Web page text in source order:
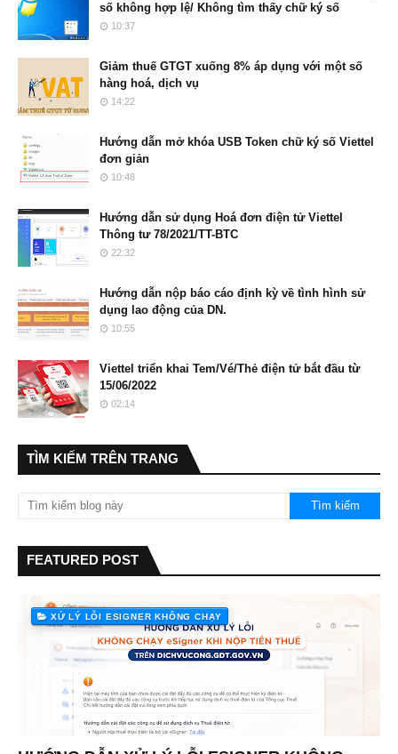
số không hợp lệ/ Không tìm thấy chữ ký số
10:37
Giảm thuế GTGT xuống 8% áp dụng với một số
hàng hoá, dịch vụ
14:22
Hướng dẫn mở khóa USB Token chữ ký số Viettel
đơn giản
10:48
Hướng dẫn sử dụng Hoá đơn điện tử Viettel
Thông tư 78/2021/TT-BTC
22:32
Hướng dẫn nộp báo cáo định kỳ về tình hình sử
dụng lao động của DN.
10:55
Viettel triển khai Tem/Vé/Thẻ điện tử bắt đầu từ
15/06/2022
02:14
TÌM KIẾM TRÊN TRANG
FEATURED POST
XỬ LÝ LỖI ESIGNER KHÔNG CHẠY